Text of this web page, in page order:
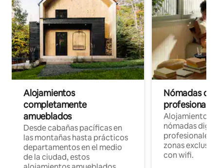
Alojamientos
completamente
amueblados
Desde cabañas pacíficas en
las montañas hasta prácticos
departamentos en el medio
de la ciudad, estos
Nómadas
Alojamientos
nómadas
profesionales
zonas
con wifi.